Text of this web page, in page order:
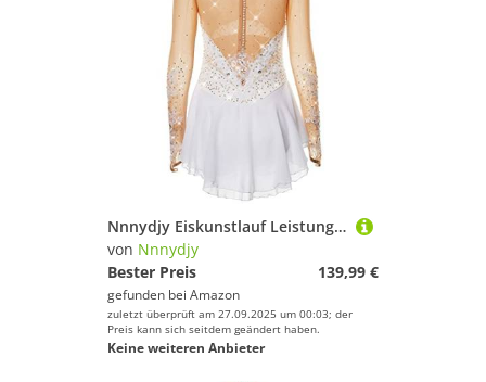
Nnnydjy Eiskunstlauf Leistung Kleid Aus Spitze Für Mädchen Hook Finger Langarm Gymnastik Trikot Handgefertigte Eislauf Tanzwettbewerbskleidung Für Damen Mit Diamant,E,11_13Years
von Nnnydjy
Bester Preis
139,99 €
gefunden bei Amazon
zuletzt überprüft am 27.09.2025 um 00:03; der
Preis kann sich seitdem geändert haben.
Keine weiteren Anbieter